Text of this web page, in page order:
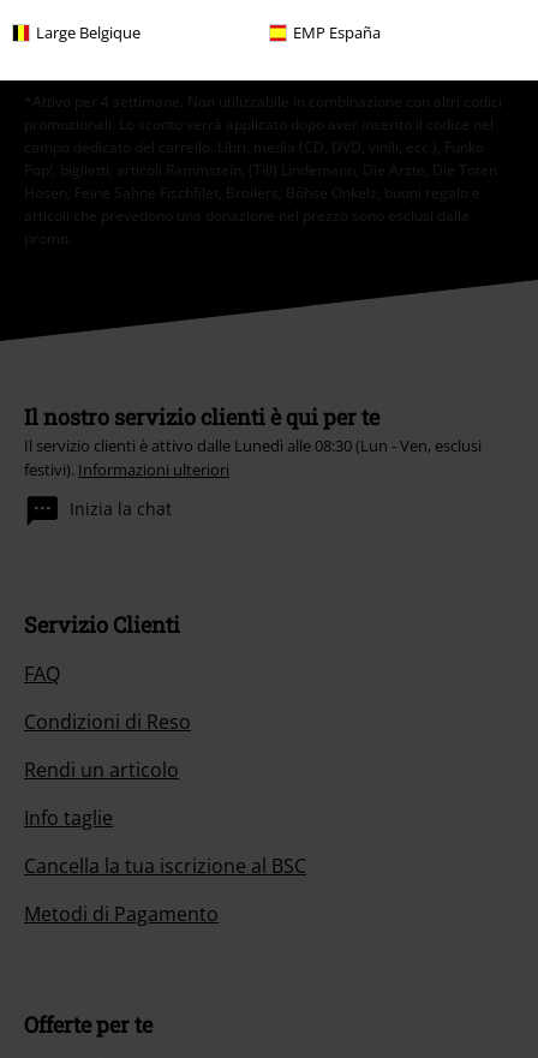
Large Belgique EMP España
Iscriviti
*Attivo per 4 settimane. Non utilizzabile in combinazione con altri codici
promozionali. Lo sconto verrà applicato dopo aver inserito il codice nel
campo dedicato del carrello. Libri, media (CD, DVD, vinili, ecc.), Funko
Pop!, biglietti, articoli Rammstein, (Till) Lindemann, Die Ärzte, Die Toten
Hosen, Feine Sahne Fischfilet, Broilers, Böhse Onkelz, buoni regalo e
articoli che prevedono una donazione nel prezzo sono esclusi dalla
promo.
Il nostro servizio clienti è qui per te
Il servizio clienti è attivo dalle Lunedì alle 08:30 (Lun - Ven, esclusi
festivi). Informazioni ulteriori
Inizia la chat
Servizio Clienti
FAQ
Condizioni di Reso
Rendi un articolo
Info taglie
Cancella la tua iscrizione al BSC
Metodi di Pagamento
Offerte per te